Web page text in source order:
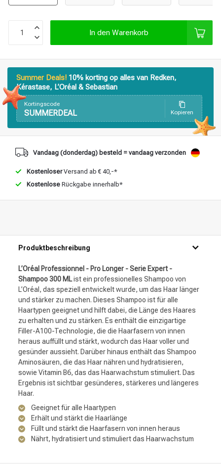
In den Warenkorb
Summer Deals! 10% korting op alles van Redken,
Kérastase, L’Oréal & Sebastian
Kortingscode
SUMMERDEAL Kopieren
Vandaag (donderdag) besteld = vandaag verzonden
KostenloserVersand ab € 40,-*
Kostenlose Rückgabe innerhalb*
Produktbeschreibung
L’Oréal Professionnel - Pro Longer - Serie Expert -
Shampoo 300 MList ein professionelles Shampoo von
L’Oréal, das speziell entwickelt wurde, um das Haar länger
und stärker zu machen. Dieses Shampoo ist für alle
Haartypen geeignet und hilft dabei, die Länge des Haares
zu erhalten und zu stärken. Es enthält die einzigartige
Filler-A100-Technologie, die die Haarfasern von innen
heraus auffüllt und stärkt, wodurch das Haar voller und
gesünder aussieht. Darüber hinaus enthält das Shampoo
Aminosäuren, die das Haar nähren und hydratisieren,
sowie Vitamin B6, das das Haarwachstum stimuliert. Das
Ergebnis ist sichtbar gesünderes, stärkeres und längeres
Haar.
Geeignet für alle Haartypen
Erhält und stärkt die Haarlänge
Füllt und stärkt die Haarfasern von innen heraus
Nährt, hydratisiert und stimuliert das Haarwachstum